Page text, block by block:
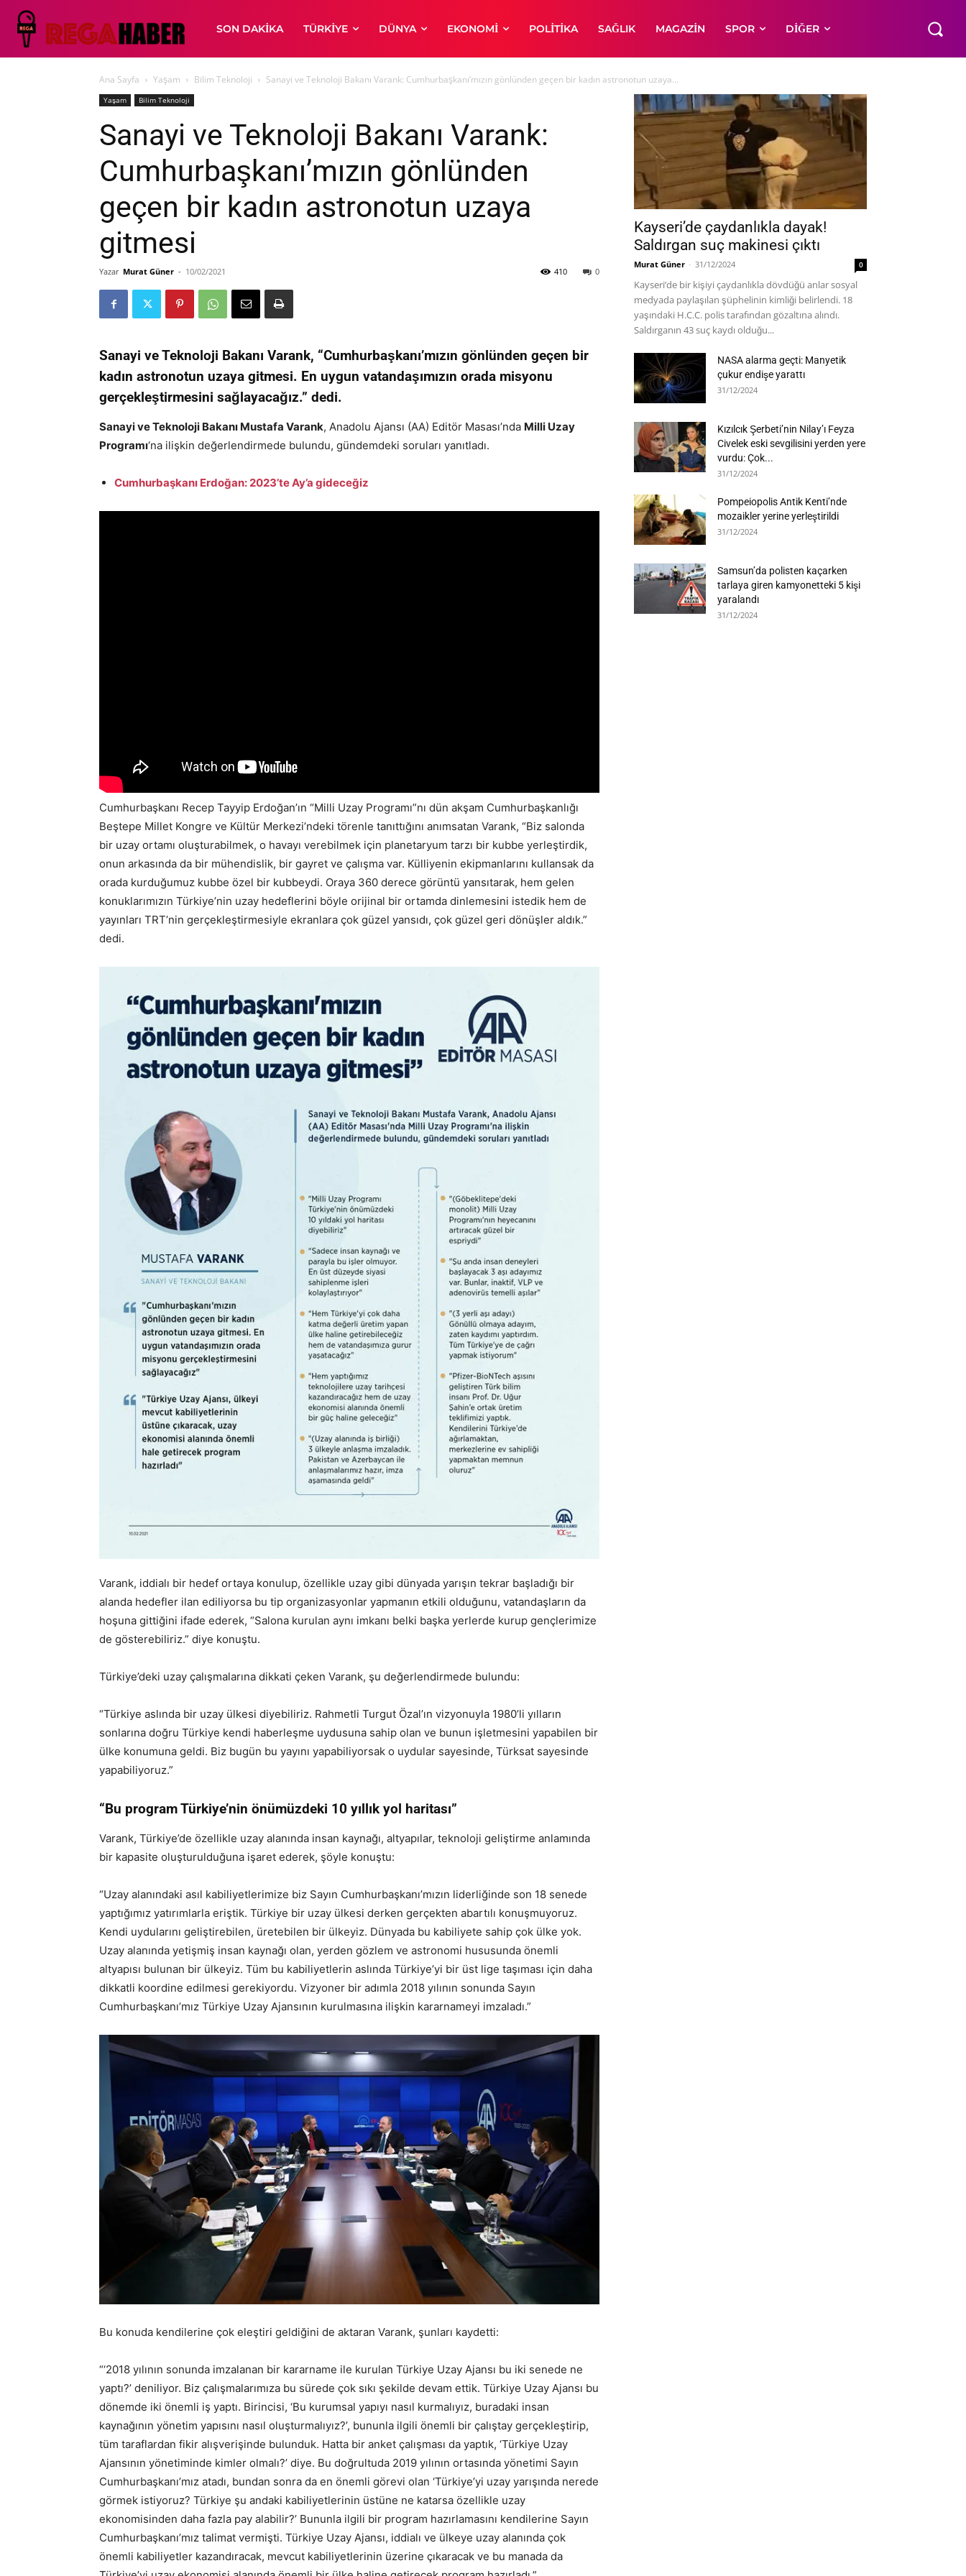
SON DAKIKA TÜRKIYE DÜNYA EKONOMI POLITIKA SAĞLIK MAGAZIN SPOR DIĞER
Ana Sayfa Yaşam Bilim Teknoloji Sanayi ve Teknoloji Bakanı Varank: Cumhurbaşkanı’mızın gönlünden geçen bir kadın astronotun uzaya...
Yaşam Bilim Teknoloji
Sanayi ve Teknoloji Bakanı Varank:
Cumhurbaşkanı’mızın gönlünden
geçen bir kadın astronotun uzaya
gitmesi
Yazar Murat Güner - 10/02/2021 0
410
Sanayi ve Teknoloji Bakanı Varank, “Cumhurbaşkanı’mızın gönlünden geçen bir
kadın astronotun uzaya gitmesi. En uygun vatandaşımızın orada misyonu
gerçekleştirmesini sağlayacağız.” dedi.
Sanayi ve Teknoloji Bakanı Mustafa Varank, Anadolu Ajansı (AA) Editör Masası’nda Milli Uzay
Programı‘na ilişkin değerlendirmede bulundu, gündemdeki soruları yanıtladı.
Cumhurbaşkanı Erdoğan: 2023’te Ay’a gideceğiz
Cumhurbaşkanı Recep Tayyip Erdoğan’ın “Milli Uzay Programı”nı dün akşam Cumhurbaşkanlığı
Beştepe Millet Kongre ve Kültür Merkezi’ndeki törenle tanıttığını anımsatan Varank, “Biz salonda
bir uzay ortamı oluşturabilmek, o havayı verebilmek için planetaryum tarzı bir kubbe yerleştirdik,
onun arkasında da bir mühendislik, bir gayret ve çalışma var. Külliyenin ekipmanlarını kullansak da
orada kurduğumuz kubbe özel bir kubbeydi. Oraya 360 derece görüntü yansıtarak, hem gelen
konuklarımızın Türkiye’nin uzay hedeflerini böyle orijinal bir ortamda dinlemesini istedik hem de
yayınları TRT’nin gerçekleştirmesiyle ekranlara çok güzel yansıdı, çok güzel geri dönüşler aldık.”
dedi.
Varank, iddialı bir hedef ortaya konulup, özellikle uzay gibi dünyada yarışın tekrar başladığı bir
alanda hedefler ilan ediliyorsa bu tip organizasyonlar yapmanın etkili olduğunu, vatandaşların da
hoşuna gittiğini ifade ederek, “Salona kurulan aynı imkanı belki başka yerlerde kurup gençlerimize
de gösterebiliriz.” diye konuştu.
Türkiye’deki uzay çalışmalarına dikkati çeken Varank, şu değerlendirmede bulundu:
“Türkiye aslında bir uzay ülkesi diyebiliriz. Rahmetli Turgut Özal’ın vizyonuyla 1980’li yılların
sonlarına doğru Türkiye kendi haberleşme uydusuna sahip olan ve bunun işletmesini yapabilen bir
ülke konumuna geldi. Biz bugün bu yayını yapabiliyorsak o uydular sayesinde, Türksat sayesinde
yapabiliyoruz.”
“Bu program Türkiye’nin önümüzdeki 10 yıllık yol haritası”
Varank, Türkiye’de özellikle uzay alanında insan kaynağı, altyapılar, teknoloji geliştirme anlamında
bir kapasite oluşturulduğuna işaret ederek, şöyle konuştu:
“Uzay alanındaki asıl kabiliyetlerimize biz Sayın Cumhurbaşkanı’mızın liderliğinde son 18 senede
yaptığımız yatırımlarla eriştik. Türkiye bir uzay ülkesi derken gerçekten abartılı konuşmuyoruz.
Kendi uydularını geliştirebilen, üretebilen bir ülkeyiz. Dünyada bu kabiliyete sahip çok ülke yok.
Uzay alanında yetişmiş insan kaynağı olan, yerden gözlem ve astronomi hususunda önemli
altyapısı bulunan bir ülkeyiz. Tüm bu kabiliyetlerin aslında Türkiye’yi bir üst lige taşıması için daha
dikkatli koordine edilmesi gerekiyordu. Vizyoner bir adımla 2018 yılının sonunda Sayın
Cumhurbaşkanı’mız Türkiye Uzay Ajansının kurulmasına ilişkin kararnameyi imzaladı.”
Bu konuda kendilerine çok eleştiri geldiğini de aktaran Varank, şunları kaydetti:
“‘2018 yılının sonunda imzalanan bir kararname ile kurulan Türkiye Uzay Ajansı bu iki senede ne
yaptı?’ deniliyor. Biz çalışmalarımıza bu sürede çok sıkı şekilde devam ettik. Türkiye Uzay Ajansı bu
dönemde iki önemli iş yaptı. Birincisi, ‘Bu kurumsal yapıyı nasıl kurmalıyız, buradaki insan
kaynağının yönetim yapısını nasıl oluşturmalıyız?’, bununla ilgili önemli bir çalıştay gerçekleştirip,
tüm taraflardan fikir alışverişinde bulunduk. Hatta bir anket çalışması da yaptık, ‘Türkiye Uzay
Ajansının yönetiminde kimler olmalı?’ diye. Bu doğrultuda 2019 yılının ortasında yönetimi Sayın
Cumhurbaşkanı’mız atadı, bundan sonra da en önemli görevi olan ‘Türkiye’yi uzay yarışında nerede
görmek istiyoruz? Türkiye şu andaki kabiliyetlerinin üstüne ne katarsa özellikle uzay
ekonomisinden daha fazla pay alabilir?’ Bununla ilgili bir program hazırlamasını kendilerine Sayın
Cumhurbaşkanı’mız talimat vermişti. Türkiye Uzay Ajansı, iddialı ve ülkeye uzay alanında çok
önemli kabiliyetler kazandıracak, mevcut kabiliyetlerinin üzerine çıkaracak ve bu manada da
Kayseri’de çaydanlıkla dayak!
Saldırgan suç makinesi çıktı
Murat Güner - 31/12/2024 0
Kayseri’de bir kişiyi çaydanlıkla dövdüğü anlar sosyal
medyada paylaşılan şüphelinin kimliği belirlendi. 18
yaşındaki H.C.C. polis tarafından gözaltına alındı.
Saldırganın 43 suç kaydı olduğu...
NASA alarma geçti: Manyetik
çukur endişe yarattı
31/12/2024
Kızılcık Şerbeti’nin Nilay’ı Feyza
Civelek eski sevgilisini yerden yere
vurdu: Çok...
31/12/2024
Pompeiopolis Antik Kenti’nde
mozaikler yerine yerleştirildi
31/12/2024
Samsun’da polisten kaçarken
tarlaya giren kamyonetteki 5 kişi
yaralandı
31/12/2024